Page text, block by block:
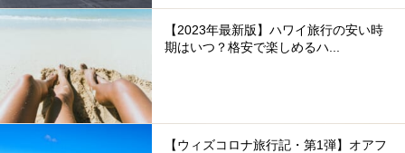
【2023年最新版】ハワイ旅行の安い時
期はいつ？格安で楽しめるハ...
【ウィズコロナ旅行記・第1弾】オアフ